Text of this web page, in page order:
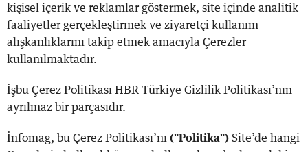
kişisel içerik ve reklamlar göstermek, site içinde analitik
faaliyetler gerçekleştirmek ve ziyaretçi kullanım
alışkanlıklarını takip etmek amacıyla Çerezler
kullanılmaktadır.
İşbu Çerez Politikası HBR Türkiye Gizlilik Politikası’nın
ayrılmaz bir parçasıdır.
İnfomag, bu Çerez Politikası’nı ("Politika") Site’de hangi